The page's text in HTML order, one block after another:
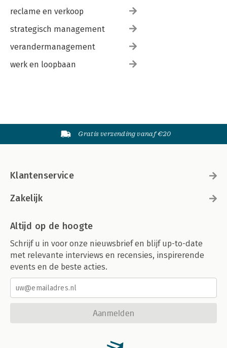
reclame en verkoop
strategisch management
verandermanagement
werk en loopbaan
Gratis verzending vanaf €20
Klantenservice
Zakelijk
Altijd op de hoogte
Schrijf u in voor onze nieuwsbrief en blijf up-to-date
met relevante interviews en recensies, inspirerende
events en de beste acties.
Aanmelden